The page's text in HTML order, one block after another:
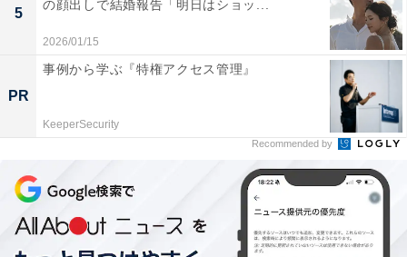
5
の顔出しで結婚報告「明日はショッ...
2026/01/15
PR
事例から学ぶ『特権アクセス管理』
KeeperSecurity
Recommended by